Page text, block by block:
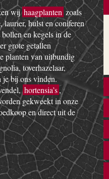
wijhaagplanten zoals
laurier, hulst en coniferen
en kegels in de
grote getallen
planten van uitbundig
toverhazelaar,
je bij ons vinden.
hortensia’s,
gekweekt in onze
en direct uit de